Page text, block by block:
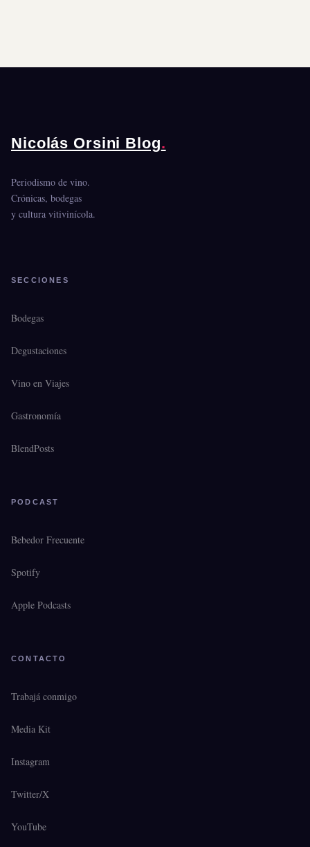
Nicolás Orsini Blog.
Periodismo de vino.
Crónicas, bodegas
y cultura vitivinícola.
SECCIONES
Bodegas
Degustaciones
Vino en Viajes
Gastronomía
BlendPosts
PODCAST
Bebedor Frecuente
Spotify
Apple Podcasts
CONTACTO
Trabajá conmigo
Media Kit
Instagram
Twitter/X
YouTube